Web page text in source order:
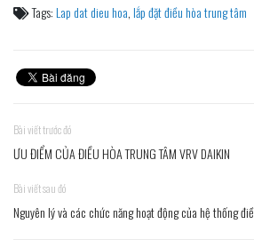
Tags:Lap dat dieu hoa,lắp đặt điều hòa trung tâm
Bài viết trước đó
ƯU ĐIỂM CỦA ĐIỀU HÒA TRUNG TÂM VRV DAIKIN
Bài viết sau đó
Nguyên lý và các chức năng hoạt động của hệ thống